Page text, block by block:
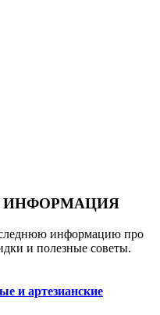
ИНФОРМАЦИЯ
информацию про
и полезные советы.
и артезианские